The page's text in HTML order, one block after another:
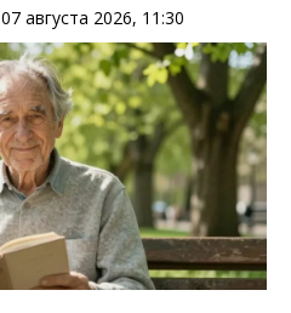
07 августа 2026, 11:30